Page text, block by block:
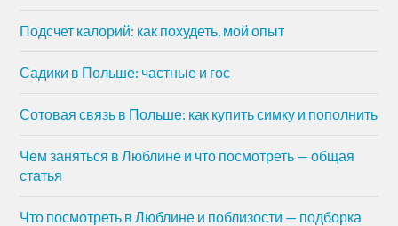
Подсчет калорий: как похудеть, мой опыт
Садики в Польше: частные и гос
Сотовая связь в Польше: как купить симку и пополнить
Чем заняться в Люблине и что посмотреть — общая
статья
Что посмотреть в Люблине и поблизости — подборка